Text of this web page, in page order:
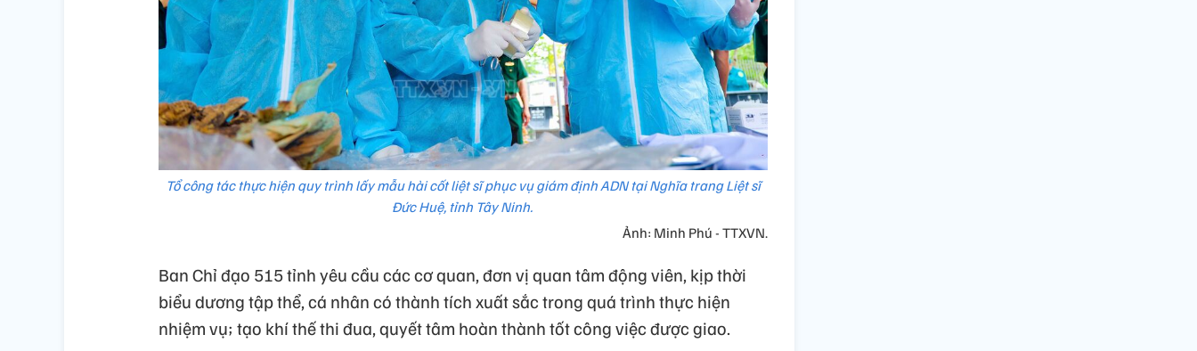
Tổ công tác thực hiện quy trình lấy mẫu hài cốt liệt sĩ phục vụ giám định ADN tại Nghĩa trang Liệt sĩ
Đức Huệ, tỉnh Tây Ninh.
Ảnh: Minh Phú - TTXVN.
Ban Chỉ đạo 515 tỉnh yêu cầu các cơ quan, đơn vị quan tâm động viên, kịp thời
biểu dương tập thể, cá nhân có thành tích xuất sắc trong quá trình thực hiện
nhiệm vụ; tạo khí thế thi đua, quyết tâm hoàn thành tốt công việc được giao.